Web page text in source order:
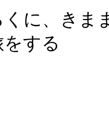
くに、きま
する